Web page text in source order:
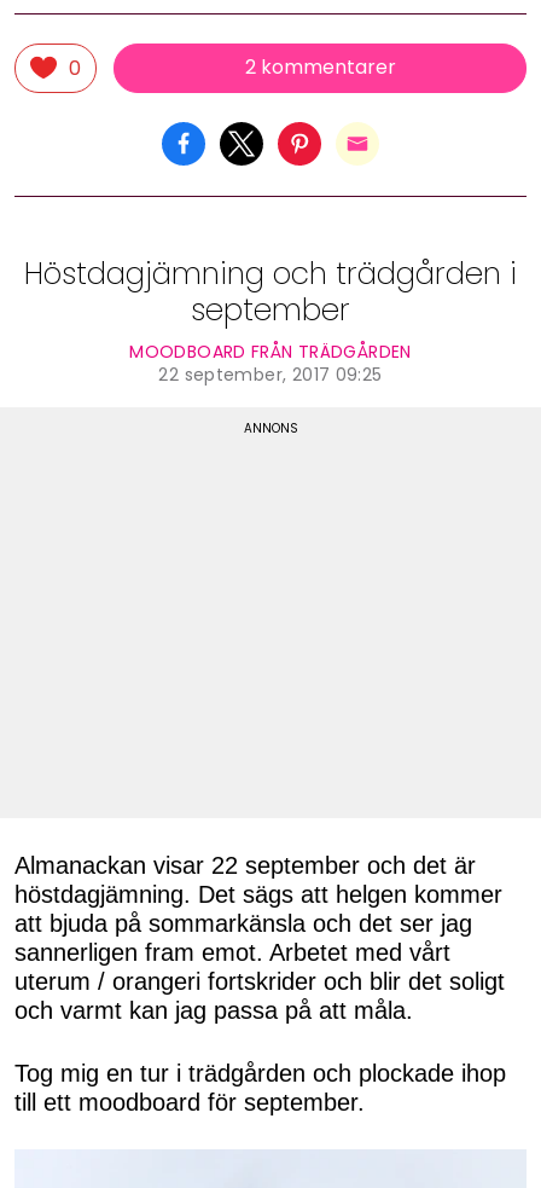
0 2 kommentarer
Höstdagjämning och trädgården i
september
MOODBOARD FRÅN TRÄDGÅRDEN
22 september, 2017 09:25
Almanackan visar 22 september och det är
höstdagjämning. Det sägs att helgen kommer
att bjuda på sommarkänsla och det ser jag
sannerligen fram emot. Arbetet med vårt
uterum / orangeri fortskrider och blir det soligt
och varmt kan jag passa på att måla.
Tog mig en tur i trädgården och plockade ihop
till ett moodboard för september.